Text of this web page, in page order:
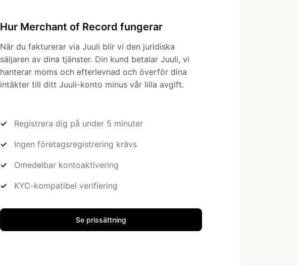
Hur Merchant of Record fungerar
När du fakturerar via Juuli blir vi den juridiska
säljaren av dina tjänster. Din kund betalar Juuli, vi
hanterar moms och efterlevnad och överför dina
intäkter till ditt Juuli-konto minus vår lilla avgift.
Registrera dig på under 5 minuter
Ingen företagsregistrering krävs
Omedelbar kontoaktivering
KYC-kompatibel verifiering
Se prissättning